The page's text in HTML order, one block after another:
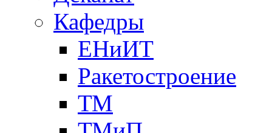
Кафедры
ЕНиИТ
Ракетостроение
ТМ